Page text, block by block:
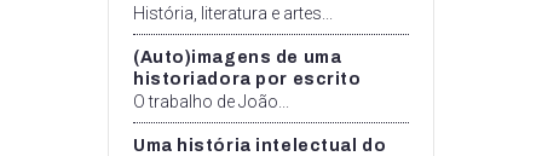
História, literatura e artes...
(Auto)imagens de uma
historiadora por escrito
O trabalho de João...
Uma história intelectual do